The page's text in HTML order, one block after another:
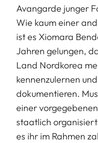
Avangarde junger
Wie kaum einer
ist es Xiomara
Jahren gelungen,
Land Nordkorea
kennenzulernen
dokumentieren.
einer
staatlich
es ihr im Rahmen